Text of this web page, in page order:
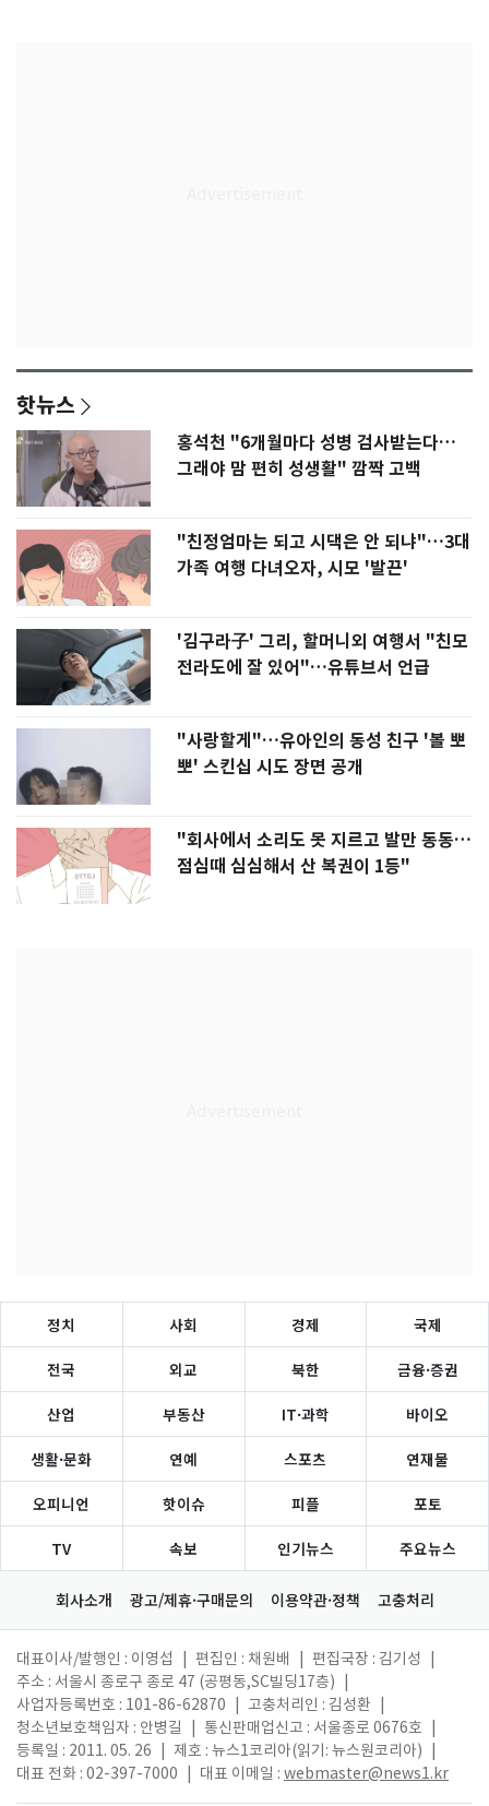
핫뉴스
홍석천 "6개월마다 성병 검사받는다…
그래야 맘 편히 성생활" 깜짝 고백
"친정엄마는 되고 시댁은 안 되냐"…3대
가족 여행 다녀오자, 시모 '발끈'
'김구라子' 그리, 할머니외 여행서 "친모
전라도에 잘 있어"…유튜브서 언급
"사랑할게"…유아인의 동성 친구 '볼 뽀
뽀' 스킨십 시도 장면 공개
"회사에서 소리도 못 지르고 발만 동동…
점심때 심심해서 산 복권이 1등"
정치 사회 경제 국제
전국 외교 북한 금융·증권
산업 부동산 IT·과학 바이오
생활·문화 연예 스포츠 연재물
오피니언 핫이슈 피플 포토
TV 속보 인기뉴스 주요뉴스
회사소개 광고/제휴·구매문의 이용약관·정책 고충처리
대표이사/발행인 : 이영섭 편집인 : 채원배 편집국장 : 김기성
주소 : 서울시 종로구 종로 47 (공평동,SC빌딩17층)
사업자등록번호 : 101-86-62870
고충처리인 : 김성환
청소년보호책임자 : 안병길
통신판매업신고 : 서울종로 0676호
등록일 : 2011. 05. 26
제호 : 뉴스1코리아(읽기: 뉴스원코리아)
대표 전화 : 02-397-7000
대표 이메일 : webmaster@news1.kr